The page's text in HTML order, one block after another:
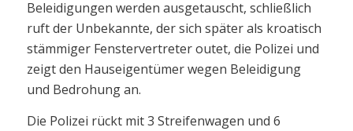
Beleidigungen werden ausgetauscht, schließlich
ruft der Unbekannte, der sich später als kroatisch
stämmiger Fenstervertreter outet, die Polizei und
zeigt den Hauseigentümer wegen Beleidigung
und Bedrohung an.
Die Polizei rückt mit 3 Streifenwagen und 6